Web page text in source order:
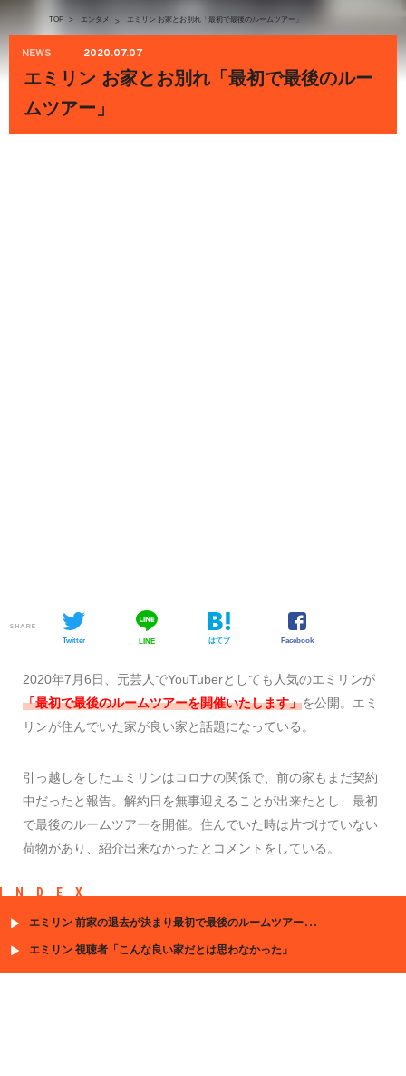
TOP > エンタメ > エミリン お家とお別れ「最初で最後のルームツアー」
NEWS 2020.07.07
エミリン お家とお別れ「最初で最後のルー
ムツアー」
SHARE
Twitter LINE はてブ Facebook
2020年7月6日、元芸人でYouTuberとしても人気のエミリンが
「最初で最後のルームツアーを開催いたします」を公開。エミ
リンが住んでいた家が良い家と話題になっている。
引っ越しをしたエミリンはコロナの関係で、前の家もまだ契約
中だったと報告。解約日を無事迎えることが出来たとし、最初
で最後のルームツアーを開催。住んでいた時は片づけていない
荷物があり、紹介出来なかったとコメントをしている。
INDEX
エミリン 前家の退去が決まり最初で最後のルームツアーを開催
エミリン 視聴者「こんな良い家だとは思わなかった」